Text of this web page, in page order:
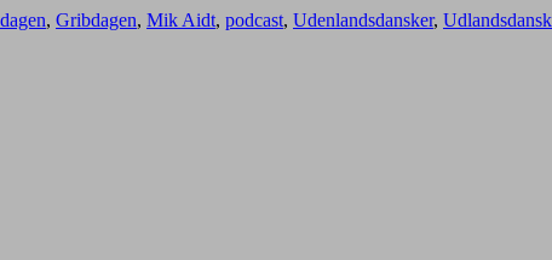
, Gribdagen, Mik Aidt, podcast, Udenlandsdansker,